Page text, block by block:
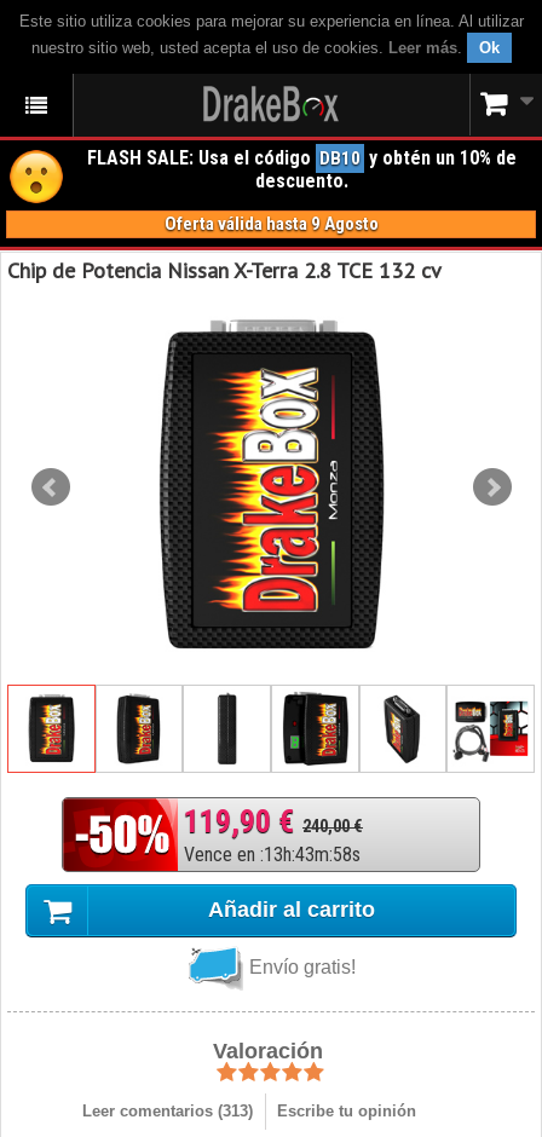
Este sitio utiliza cookies para mejorar su experiencia en línea. Al utilizar
nuestro sitio web, usted acepta el uso de cookies. Leer más. Ok
FLASH SALE: Usa el código DB10 y obtén un 10% de
descuento.
Oferta válida hasta 9 Agosto
Chip de Potencia Nissan X-Terra 2.8 TCE 132 cv
119,90 € 240,00 €
Vence en :13h:43m:57s
Añadir al carrito
Envío gratis!
Valoración
Leer comentarios (313) Escribe tu opinión